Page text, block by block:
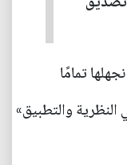
تمامًا
والتطبيق»